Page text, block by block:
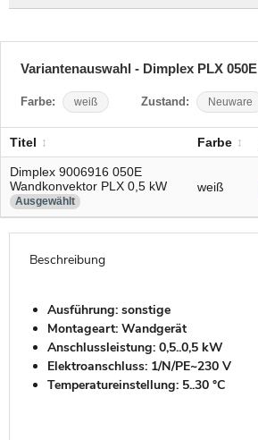
Variantenauswahl - Dimplex PLX 050E
Farbe: weiß Zustand: Neuware
Titel Farbe
Dimplex 9006916 050E
Wandkonvektor PLX 0,5 kW
Ausgewählt
weiß
Beschreibung
Ausführung: sonstige
Montageart: Wandgerät
Anschlussleistung: 0,5..0,5 kW
Elektroanschluss: 1/N/PE~230 V
Temperatureinstellung: 5..30 °C